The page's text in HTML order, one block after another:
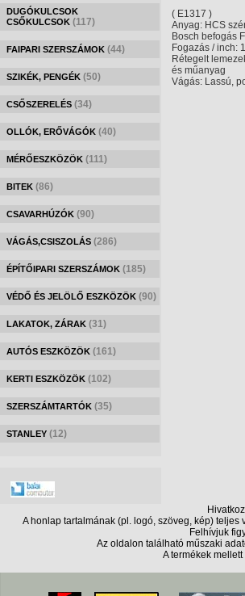
DUGÓKULCSOK
CSŐKULCSOK (117)
FAIPARI SZERSZÁMOK (44)
SZIKÉK, PENGÉK (50)
CSŐSZERELÉS (34)
OLLÓK, ERŐVÁGÓK (40)
MÉRŐESZKÖZÖK (111)
BITEK (86)
CSAVARHÚZÓK (90)
VÁGÁS,CSISZOLÁS (286)
ÉPÍTŐIPARI SZERSZÁMOK (185)
VÉDŐ ÉS JELÖLŐ ESZKÖZÖK (90)
LAKATOK, ZÁRAK (31)
AUTÓS ESZKÖZÖK (161)
KERTI ESZKÖZÖK (102)
SZERSZÁMTARTÓK (35)
STANLEY (12)
( E1317 )
Anyag: HCS
Bosch befogás
Fogazás / inch:
Rétegelt
és műanyag
Vágás: Lassú,
A honlap tartalmának (pl. logó, szöveg, kép)
Felhívjuk
Az oldalon található műszaki
A termékek